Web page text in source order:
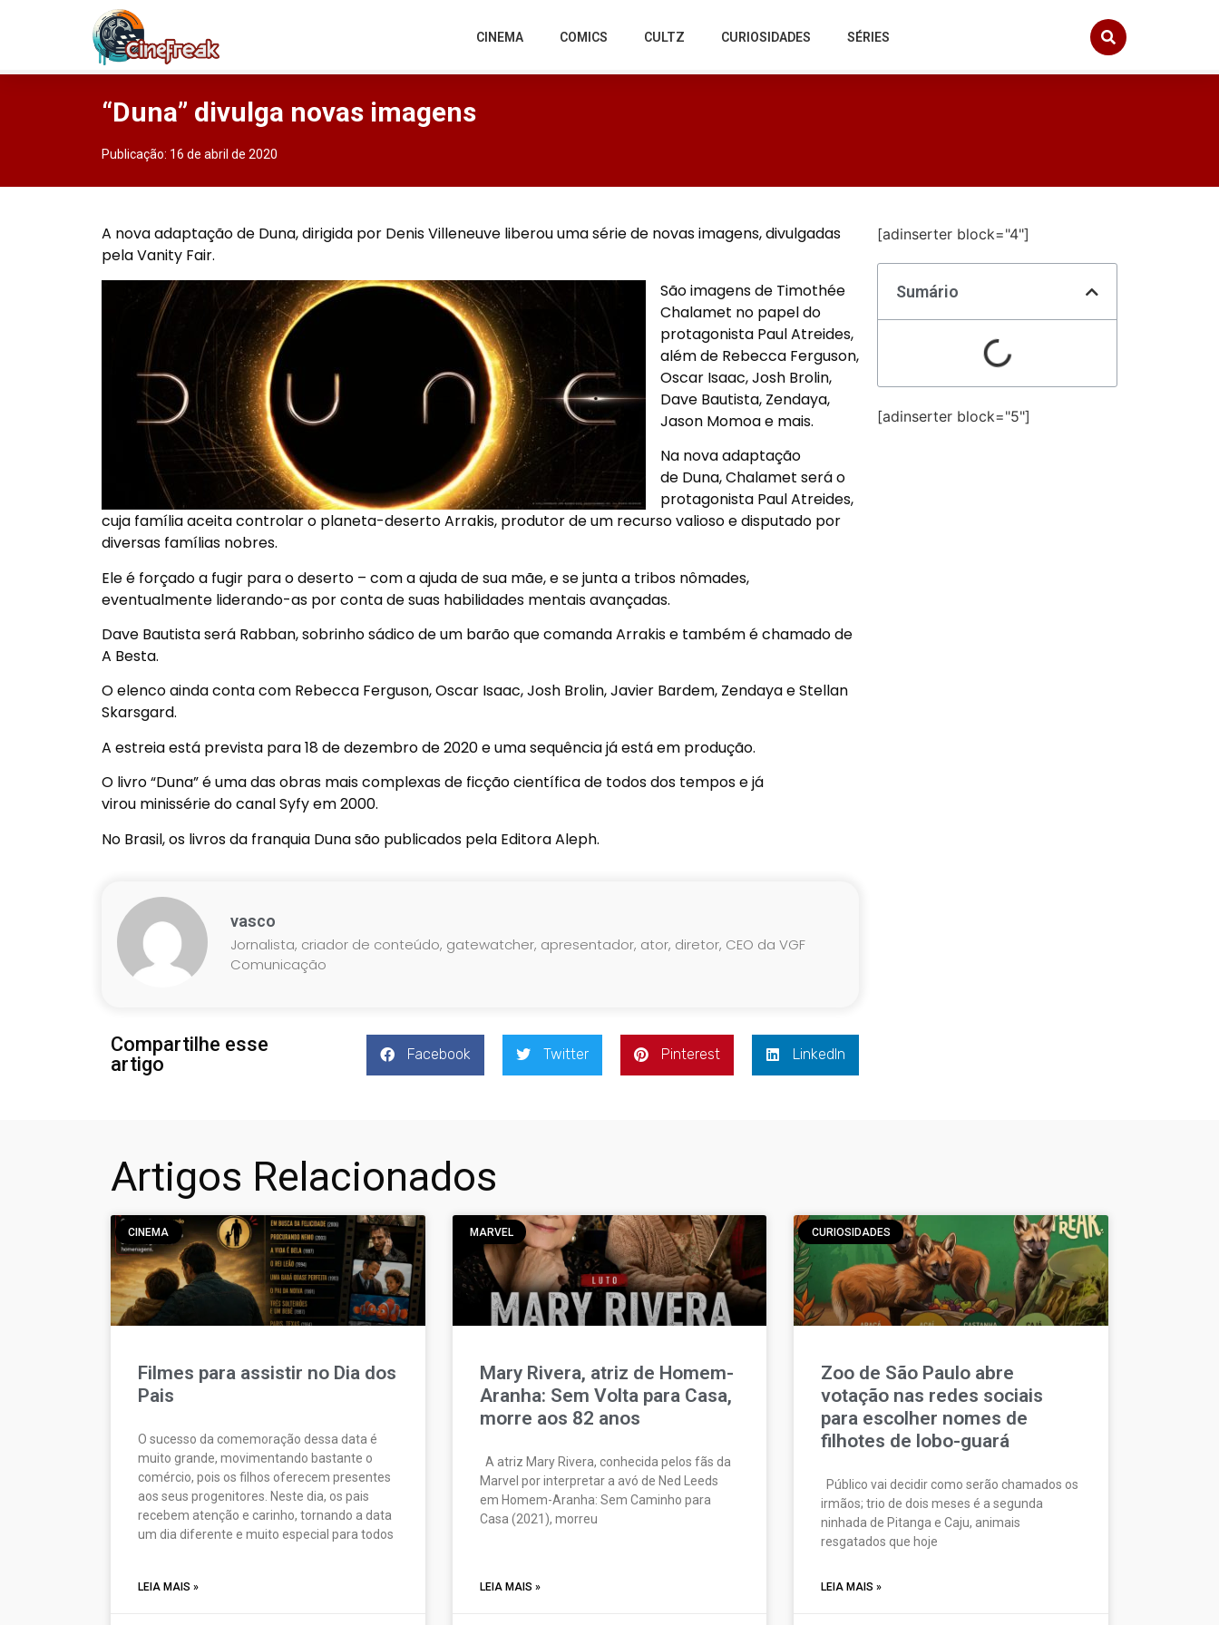
CINEMA COMICS CULTZ CURIOSIDADES SÉRIES
“Duna” divulga novas imagens
Publicação: 16 de abril de 2020
A nova adaptação de Duna, dirigida por Denis Villeneuve liberou uma série de novas imagens, divulgadas
pela Vanity Fair.
São imagens de Timothée
Chalamet no papel do
protagonista Paul Atreides,
além de Rebecca Ferguson,
Oscar Isaac, Josh Brolin,
Dave Bautista, Zendaya,
Jason Momoa e mais.
Na nova adaptação
de Duna, Chalamet será o
protagonista Paul Atreides,
cuja família aceita controlar o planeta-deserto Arrakis, produtor de um recurso valioso e disputado por
diversas famílias nobres.
Ele é forçado a fugir para o deserto – com a ajuda de sua mãe, e se junta a tribos nômades,
eventualmente liderando-as por conta de suas habilidades mentais avançadas.
Dave Bautista será Rabban, sobrinho sádico de um barão que comanda Arrakis e também é chamado de
A Besta.
O elenco ainda conta com Rebecca Ferguson, Oscar Isaac, Josh Brolin, Javier Bardem, Zendaya e Stellan
Skarsgard.
A estreia está prevista para 18 de dezembro de 2020 e uma sequência já está em produção.
O livro “Duna” é uma das obras mais complexas de ficção científica de todos dos tempos e já
virou minissérie do canal Syfy em 2000.
No Brasil, os livros da franquia Duna são publicados pela Editora Aleph.
vasco
Jornalista, criador de conteúdo, gatewatcher, apresentador, ator, diretor, CEO da VGF
Comunicação
Compartilhe esse
artigo
Facebook Twitter Pinterest LinkedIn
[adinserter block="4"]
Sumário
[adinserter block="5"]
Artigos Relacionados
CINEMA
Filmes para assistir no Dia dos
Pais
O sucesso da comemoração dessa data é
muito grande, movimentando bastante o
comércio, pois os filhos oferecem presentes
aos seus progenitores. Neste dia, os pais
recebem atenção e carinho, tornando a data
um dia diferente e muito especial para todos
LEIA MAIS »
MARVEL
Mary Rivera, atriz de Homem-
Aranha: Sem Volta para Casa,
morre aos 82 anos
A atriz Mary Rivera, conhecida pelos fãs da
Marvel por interpretar a avó de Ned Leeds
em Homem-Aranha: Sem Caminho para
Casa (2021), morreu
LEIA MAIS »
CURIOSIDADES
Zoo de São Paulo abre
votação nas redes sociais
para escolher nomes de
filhotes de lobo-guará
Público vai decidir como serão chamados os
irmãos; trio de dois meses é a segunda
ninhada de Pitanga e Caju, animais
resgatados que hoje
LEIA MAIS »